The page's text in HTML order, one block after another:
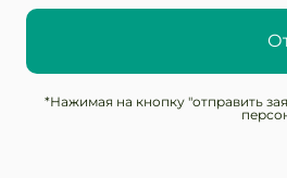
*Нажимая на кнопку "отправить